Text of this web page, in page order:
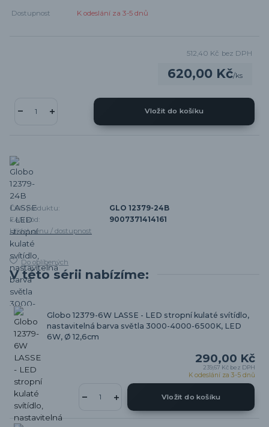
Dostupnost K odeslání za 3-5 dnů
620,00 Kč/ks
512,40 Kč bez DPH
Vložit do košíku
Číslo produktu:
GLO 12379-24B
EAN kód:
9007371414161
Hlídat cenu / dostupnost
Do oblíbených
V této sérii nabízíme:
Globo 12379-6W LASSE - LED stropní kulaté svítídlo,
nastavitelná barva světla 3000-4000-6500K, LED
6W, Ø 12,6cm
290,00 Kč
239,67 Kč bez DPH
K odeslání za 3-5 dnů
Vložit do košíku